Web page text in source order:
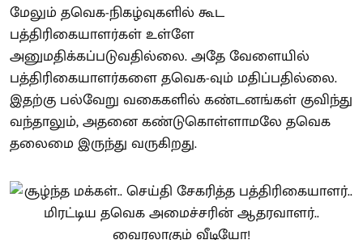
மேலும் தவெக-நிகழ்வுகளில் கூட
பத்திரிகையாளர்கள் உள்ளே
அனுமதிக்கப்படுவதில்லை. அதே வேளையில்
பத்திரிகையாளர்களை தவெக-வும் மதிப்பதில்லை.
இதற்கு பல்வேறு வகைகளில் கண்டனங்கள் குவிந்து
வந்தாலும், அதனை கண்டுகொள்ளாமலே தவெக
தலைமை இருந்து வருகிறது.